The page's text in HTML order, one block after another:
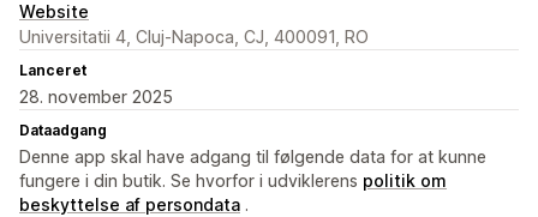
Website
Universitatii 4, Cluj-Napoca, CJ, 400091, RO
Lanceret
28. november 2025
Dataadgang
Denne app skal have adgang til følgende data for at kunne
fungere i din butik. Se hvorfor i udviklerens politik om
beskyttelse af persondata .